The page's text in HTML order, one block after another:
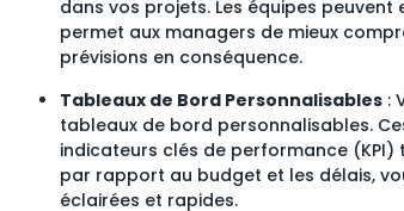
dans vos projets. Les équipes
permet aux managers de mieux
prévisions en conséquence.
Tableaux de Bord Personnalisables :
tableaux de bord personnalisables.
indicateurs clés de performance
par rapport au budget et les délais,
éclairées et rapides.